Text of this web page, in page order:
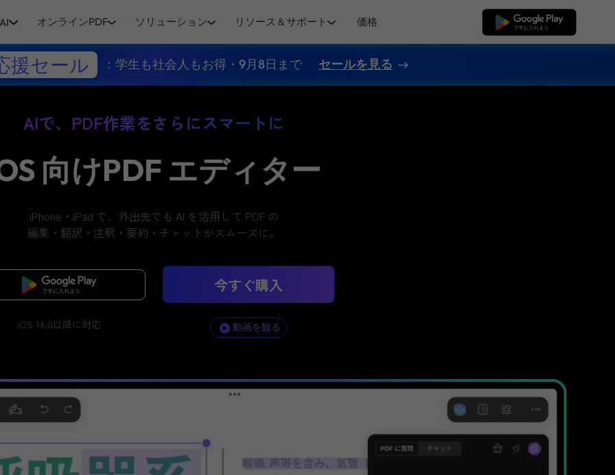
オンラインPDF ソリューション リソース＆サポート 価格 無料ダウンロード
援セール ：学生も社会人もお得・9月8日まで セールを見る
AIで、PDF作業をさらにスマートに
向けPDF エディター
iPhone・iPad で、外出先でも AI を活用して PDF の
編集・翻訳・注釈・要約・チャットがスムーズに。
無料ダウンロード
iOS 14.0以降に対応
今すぐ購入
動画を観る